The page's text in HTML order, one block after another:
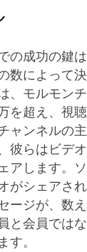
の成功の鍵
数によって
、モルモン
を超え、視
ャンネルの
彼らはビデ
アします。
がシェアさ
ージが、数
と会員では
す。